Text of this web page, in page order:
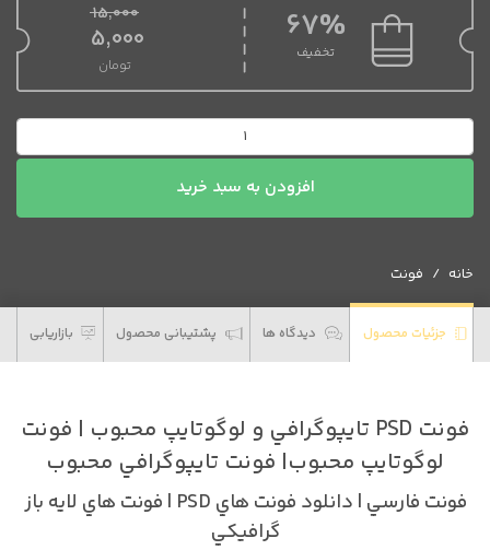
67%
تخفیف
15,000
قیمت اصلی 15,000 تومان بود.
5,000
تومان
قیمت فعلی 5,000 تومان است.
PSD
و
افزودن به سبد خرید
خانه فونت
جزئیات محصول دیدگاه ها پشتیبانی محصول بازاریابی
فونت PSD تايپوگرافي و لوگوتايپ محبوب | فونت
لوگوتايپ محبوب| فونت تايپوگرافي محبوب
فونت فارسي | دانلود فونت هاي PSD | فونت هاي لايه باز
گرافيکي